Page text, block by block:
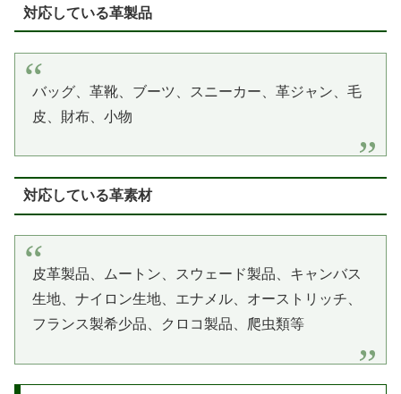
対応している革製品
バッグ、革靴、ブーツ、スニーカー、革ジャン、毛
皮、財布、小物
対応している革素材
皮革製品、ムートン、スウェード製品、キャンバス
生地、ナイロン生地、エナメル、オーストリッチ、
フランス製希少品、クロコ製品、爬虫類等